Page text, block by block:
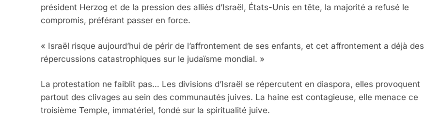
président Herzog et de la pression des alliés d’Israël, États-Unis en tête, la majorité a refusé le
compromis, préférant passer en force.
« Israël risque aujourd’hui de périr de l’affrontement de ses enfants, et cet affrontement a déjà des
répercussions catastrophiques sur le judaïsme mondial. »
La protestation ne faiblit pas… Les divisions d’Israël se répercutent en diaspora, elles provoquent
partout des clivages au sein des communautés juives. La haine est contagieuse, elle menace ce
troisième Temple, immatériel, fondé sur la spiritualité juive.